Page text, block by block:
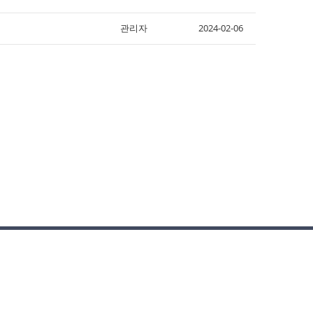
관리자 2024-02-06